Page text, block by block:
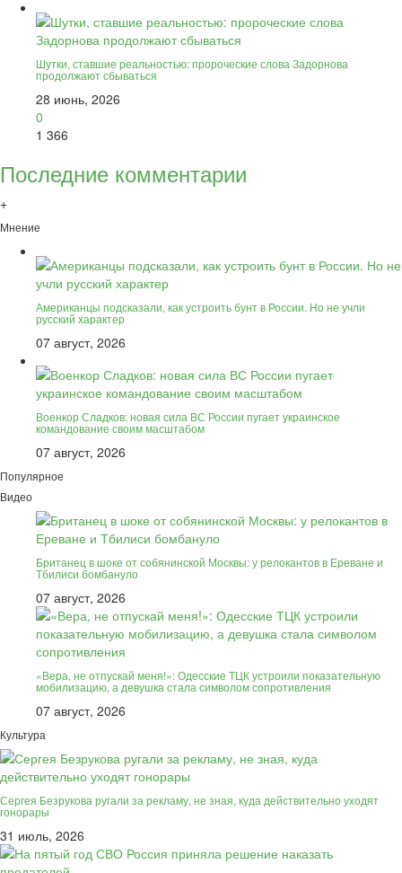
Шутки, ставшие реальностью: пророческие слова Задорнова
продолжают сбываться
28 июнь, 2026
0
1 366
Последние комментарии
+
Мнение
Американцы подсказали, как устроить бунт в России. Но не учли
русский характер
07 август, 2026
Военкор Сладков: новая сила ВС России пугает украинское
командование своим масштабом
07 август, 2026
Популярное
Видео
Британец в шоке от собянинской Москвы: у релокантов в Ереване и
Тбилиси бомбануло
07 август, 2026
«Вера, не отпускай меня!»: Одесские ТЦК устроили показательную
мобилизацию, а девушка стала символом сопротивления
07 август, 2026
Культура
Сергея Безрукова ругали за рекламу, не зная, куда действительно уходят
гонорары
31 июль, 2026